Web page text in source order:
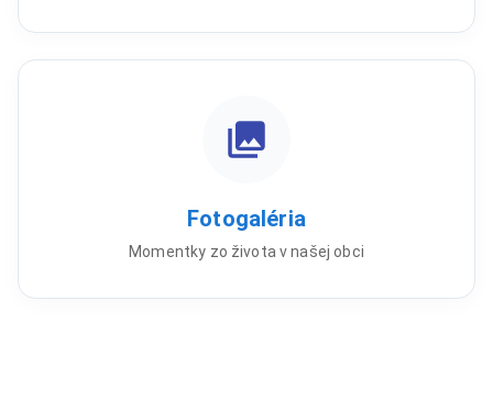
Fotogaléria
Momentky zo života v našej obci